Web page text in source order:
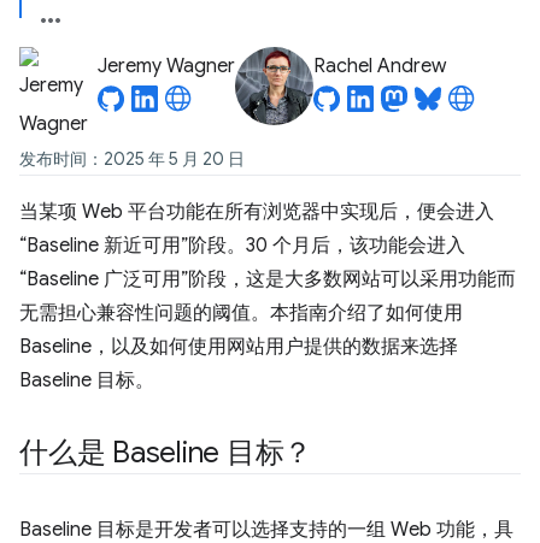
Jeremy Wagner Rachel Andrew
发布时间：2025 年 5 月 20 日
当某项 Web 平台功能在所有浏览器中实现后，便会进入
“Baseline 新近可用”阶段。30 个月后，该功能会进入
“Baseline 广泛可用”阶段，这是大多数网站可以采用功能而
无需担心兼容性问题的阈值。本指南介绍了如何使用
Baseline，以及如何使用网站用户提供的数据来选择
Baseline 目标。
什么是 Baseline 目标？
Baseline 目标是开发者可以选择支持的一组 Web 功能，具